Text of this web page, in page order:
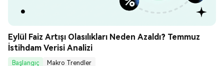
Eylül Faiz Artışı Olasılıkları Neden Azaldı? Temmuz
İstihdam Verisi Analizi
Başlangıç
Makro Trendler